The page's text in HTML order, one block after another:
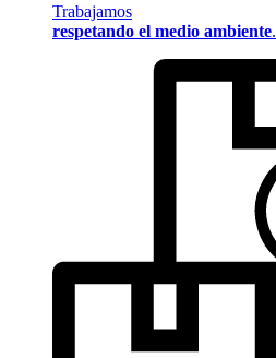
Trabajamos
respetando el medio ambiente.